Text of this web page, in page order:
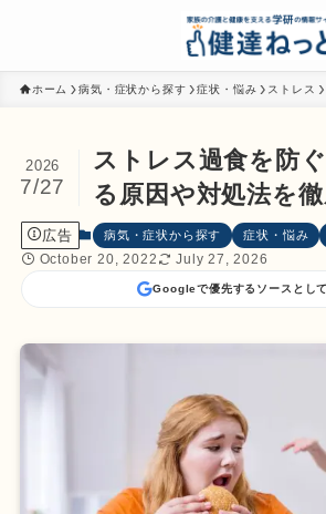
ホーム 病気・症状から探す 症状・悩み ストレス
ストレス過食を防
る原因や対処法を徹
2026
7/27
広告 病気・症状から探す 症状・悩み
October 20, 2022 July 27, 2026
Googleで優先するソースとし